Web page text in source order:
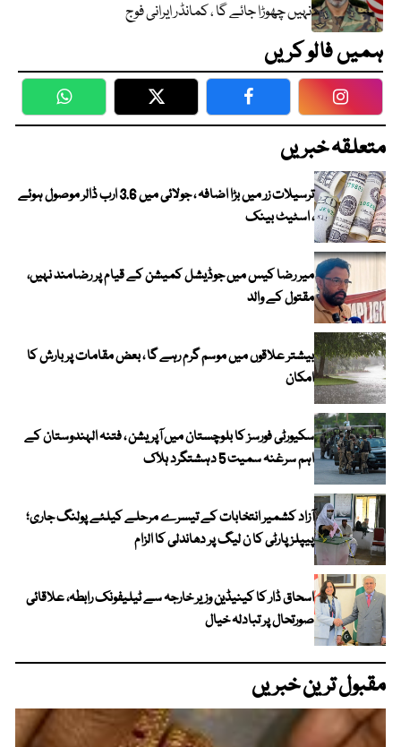
نہیں چھوڑا جائے گا ، کمانڈر ایرانی فوج
ہمیں فالو کریں
WhatsApp Twitter Facebook
متعلقہ خبریں
ترسیلات زر میں بڑا اضافہ ، جولائی میں 3.6 ارب ڈالر موصول ہوئے
، اسٹیٹ بینک
میر رضا کیس میں جوڈیشل کمیشن کے قیام پر رضامند نہیں،
مقتول کے والد
بیشتر علاقوں میں موسم گرم رہے گا ، بعض مقامات پر بارش کا
امکان
سکیورٹی فورسز کا بلوچستان میں آپریشن ، فتنہ الہندوستان کے
اہم سرغنہ سمیت 5 دہشتگرد ہلاک
آزاد کشمیر انتخابات کے تیسرے مرحلے کیلئے پولنگ جاری؛
پیپلز پارٹی کا ن لیگ پر دھاندلی کا الزام
اسحاق ڈار کا کینیڈین وزیر خارجہ سے ٹیلیفونک رابطہ، علاقائی
صورتحال پر تبادلہ خیال
مقبول ترین خبریں